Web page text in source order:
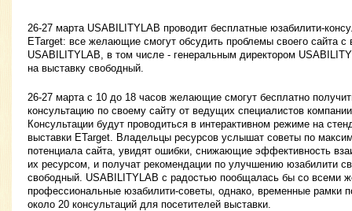
26-27 марта USABILITYLAB проводит бесплатные юзабилити-
ETarget: все желающие смогут обсудить проблемы своего сайта
USABILITYLAB, в том числе - генеральным директором
на выставку свободный.
26-27 марта с 10 до 18 часов желающие смогут бесплатно
консультацию по своему сайту от ведущих специалистов
Консультации будут проводиться в интерактивном режиме на
выставки ETarget. Владельцы ресурсов услышат советы по
потенциала сайта, увидят ошибки, снижающие эффективность
их ресурсом, и получат рекомендации по улучшению юзабилити
свободный. USABILITYLAB с радостью пообщалась бы со всеми
профессиональные юзабилити-советы, однако, временные рамки
около 20 консультаций для посетителей выставки.